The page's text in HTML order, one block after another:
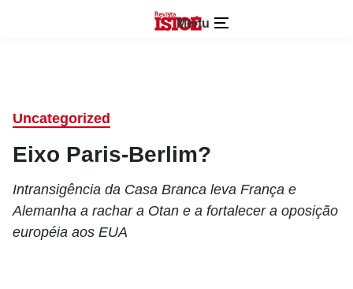
Menu
Uncategorized
Eixo Paris-Berlim?
Intransigência da Casa Branca leva França e
Alemanha a rachar a Otan e a fortalecer a oposição
européia aos EUA